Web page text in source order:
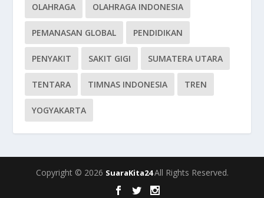
OLAHRAGA OLAHRAGA INDONESIA
PEMANASAN GLOBAL PENDIDIKAN
PENYAKIT SAKIT GIGI SUMATERA UTARA
TENTARA TIMNAS INDONESIA TREN
YOGYAKARTA
Copyright © 2026 SuaraKita24All Rights Reserved.